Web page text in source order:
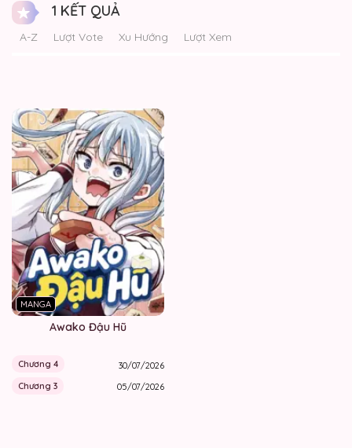
1 KẾT QUẢ
A-Z Lượt Vote Xu Hướng Lượt Xem
MANGA
Awako Đậu Hũ
Chương 4
30/07/2026
Chương 3
05/07/2026